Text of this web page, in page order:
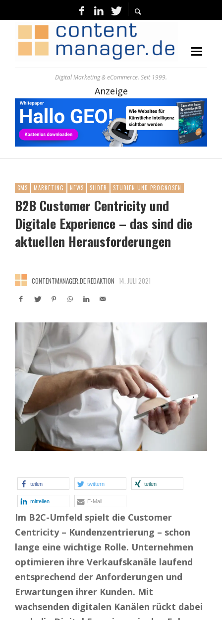
Digital Marketing & eCommerce. Seit 1999.
Anzeige
CMS MARKETING NEWS SLIDER STUDIEN UND PROGNOSEN
B2B Customer Centricity und
Digitale Experience – das sind die
aktuellen Herausforderungen
CONTENTMANAGER.DE REDAKTION 14. JULI 2021
teilen twittern teilen
mitteilen E-Mail
Im B2C-Umfeld spielt die Customer
Centricity – Kundenzentrierung – schon
lange eine wichtige Rolle. Unternehmen
optimieren ihre Verkaufskanäle laufend
entsprechend der Anforderungen und
Erwartungen ihrer Kunden. Mit
wachsenden digitalen Kanälen rückt dabei